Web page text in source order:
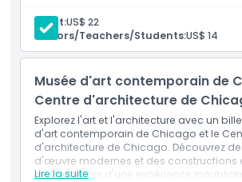
Inclus
Politique enfant/adulte
Exclus
Heures d'ouverture
profiter de la vue sur la ville depuis la
détendre au café du musée. Un
amateurs d'art et les passionnés de
Adult:US$ 22
Seniors/Teachers/Students:US$ 14
Musée d'art contemporain de
Centre d'architecture de
Explorez l'art et l'architecture avec un
d'art contemporain de Chicago et le
d'architecture de Chicago. Découvrez
d'œuvre modernes et des constructions
de la ville lors d'une expérience
Lire la suite